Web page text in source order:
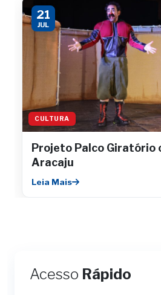
21
JUL
CULTURA
Projeto Palco Giratório
Aracaju
Leia Mais
Acesso Rápido